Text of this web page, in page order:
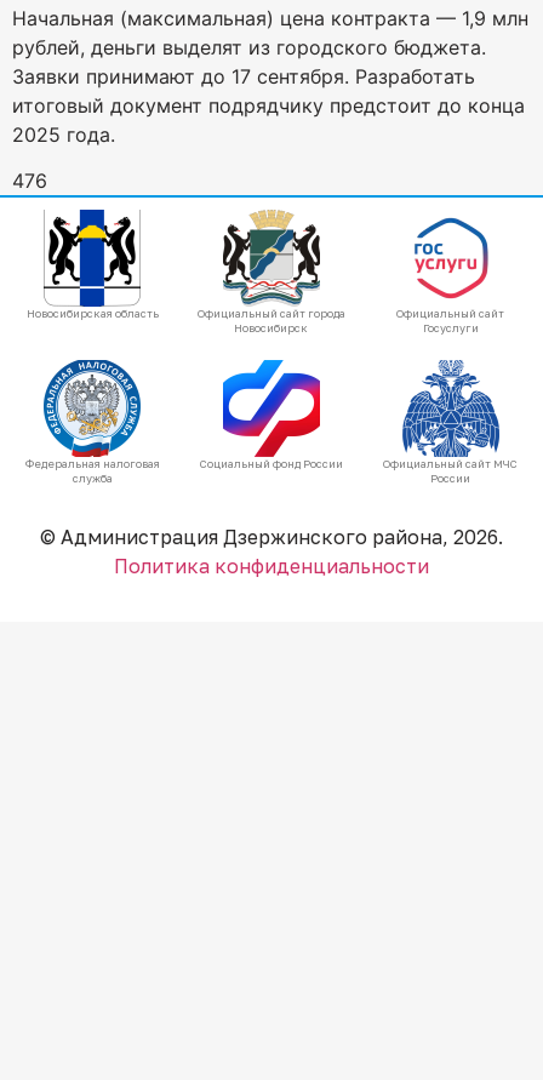
Начальная (максимальная) цена контракта — 1,9 млн
рублей, деньги выделят из городского бюджета.
Заявки принимают до 17 сентября. Разработать
итоговый документ подрядчику предстоит до конца
2025 года.
476
Новосибирская область
Официальный сайт города
Новосибирск
Официальный сайт
Госуслуги
Федеральная налоговая
служба
Социальный фонд России
Официальный сайт МЧС
России
© Администрация Дзержинского района, 2026.
Политика конфиденциальности